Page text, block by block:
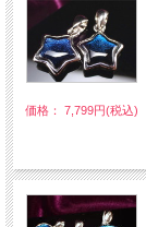
価格： 7,799円(税込)